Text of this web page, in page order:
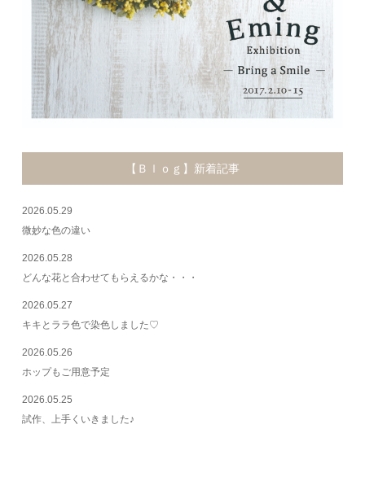
【Ｂｌｏｇ】新着記事
2026.05.29
微妙な色の違い
2026.05.28
どんな花と合わせてもらえるかな・・・
2026.05.27
キキとララ色で染色しました♡
2026.05.26
ホップもご用意予定
2026.05.25
試作、上手くいきました♪